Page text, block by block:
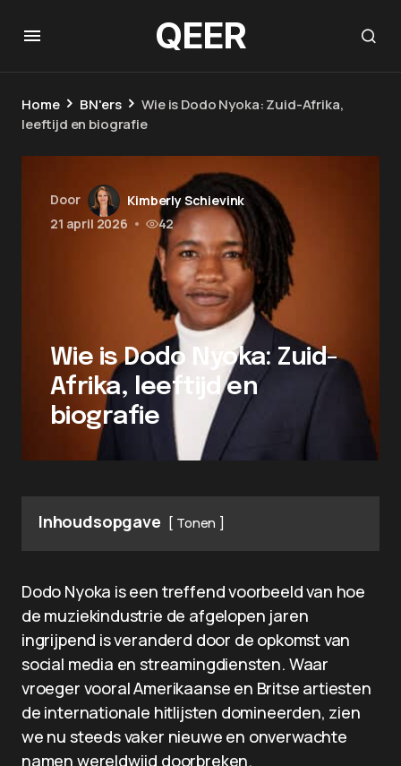
QEER
Home BN'ers
Wie is Dodo Nyoka: Zuid-Afrika,
leeftijd en biografie
Door
Kimberly Schievink
21 april 2026 • 42
Wie is Dodo Nyoka: Zuid-
Afrika, leeftijd en
biografie
Inhoudsopgave Tonen
Dodo Nyoka is een treffend voorbeeld van hoe
de muziekindustrie de afgelopen jaren
ingrijpend is veranderd door de opkomst van
social media en streamingdiensten. Waar
vroeger vooral Amerikaanse en Britse artiesten
de internationale hitlijsten domineerden, zien
we nu steeds vaker nieuwe en onverwachte
namen wereldwijd doorbreken.